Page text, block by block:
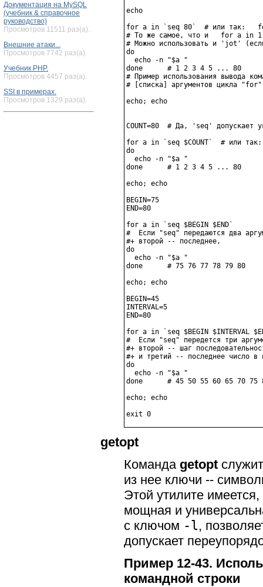
Документация на MySQL
(учебник & справочное
руководство)
Просмотров 11511 раз(а).
Внешние атаки...
Просмотров 7742 раз(а).
Учебник PHP.
Просмотров 4457 раз(а).
SSI в примерах.
Просмотров 1329 раз(а).
echo
for a in `seq 80`  # или так:
# То же самое, что и   for a in
# Можно использовать и 'jot'
do
  echo -n "$a "
done      # 1 2 3 4 5 ... 80
# Пример использования вывода
# [списка] аргументов цикла
echo; echo
COUNT=80  # Да, 'seq' допускает
for a in `seq $COUNT`  # или
do
  echo -n "$a "
done      # 1 2 3 4 5 ... 80
echo; echo
BEGIN=75
END=80
for a in `seq $BEGIN $END`
#  Если "seq" передаются два
#+ второй -- последнее,
do
  echo -n "$a "
done      # 75 76 77 78 79 80
echo; echo
BEGIN=45
INTERVAL=5
END=80
for a in `seq $BEGIN $INTERVAL
#  Если "seq" передется три
#+ второй -- шаг
#+ и третий -- последнее число в
do
  echo -n "$a "
done      # 45 50 55 60 65 70 75
echo; echo
getopt
Команда getopt
из нее ключи --
Этой утилите
мощная и
с ключом -l,
допускает
Пример 12-43.
командной строки